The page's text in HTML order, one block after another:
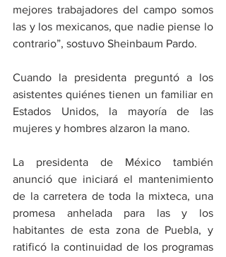
mejores trabajadores del campo somos
las y los mexicanos, que nadie piense lo
contrario”, sostuvo Sheinbaum Pardo.
Cuando la presidenta preguntó a los
asistentes quiénes tienen un familiar en
Estados Unidos, la mayoría de las
mujeres y hombres alzaron la mano.
La presidenta de México también
anunció que iniciará el mantenimiento
de la carretera de toda la mixteca, una
promesa anhelada para las y los
habitantes de esta zona de Puebla, y
ratificó la continuidad de los programas